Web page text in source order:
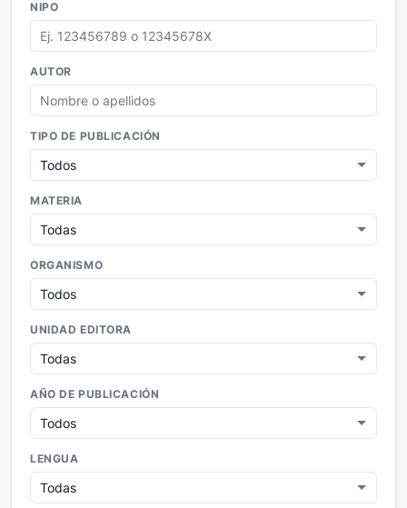
NIPO
AUTOR
TIPO DE PUBLICACIÓN
MATERIA
ORGANISMO
UNIDAD EDITORA
AÑO DE PUBLICACIÓN
LENGUA